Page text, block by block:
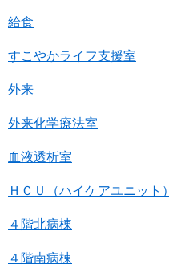
給食
すこやかライフ支援室
外来
外来化学療法室
血液透析室
ＨＣＵ（ハイケアユニット）
４階北病棟
４階南病棟